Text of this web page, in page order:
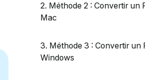
2. Méthode 2 : Convertir un
Mac
3. Méthode 3 : Convertir un
Windows